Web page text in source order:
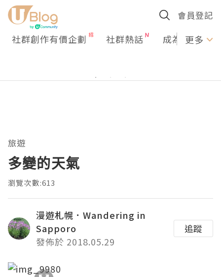
會員登記
社群創作有價企劃 社群熱話 成為U更多
旅遊
多變的天氣
瀏覽次數:613
漫遊札幌．Wandering in
Sapporo
發佈於 2018.05.29
追蹤